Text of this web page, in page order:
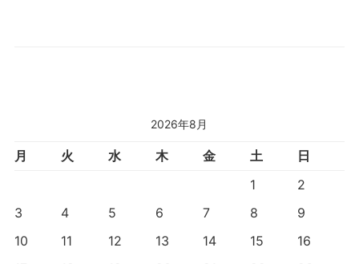
2026年8月
月 火 水 木 金 土
日
1
2
3
4 5 6 7 8
9
10
11 12 13 14 15
16